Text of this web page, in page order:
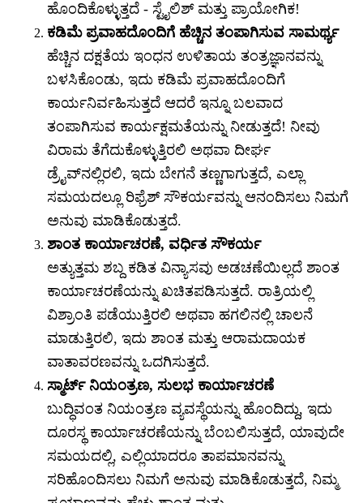
ಹೊಂದಿಕೊಳ್ಳುತ್ತದೆ - ಸ್ಟೈಲಿಶ್ ಮತ್ತು ಪ್ರಾಯೋಗಿಕ!
ಕಡಿಮೆ ಪ್ರವಾಹದೊಂದಿಗೆ ಹೆಚ್ಚಿನ ತಂಪಾಗಿಸುವ ಸಾಮರ್ಥ್ಯ
ಹೆಚ್ಚಿನ ದಕ್ಷತೆಯ ಇಂಧನ ಉಳಿತಾಯ ತಂತ್ರಜ್ಞಾನವನ್ನು
ಬಳಸಿಕೊಂಡು, ಇದು ಕಡಿಮೆ ಪ್ರವಾಹದೊಂದಿಗೆ
ಕಾರ್ಯನಿರ್ವಹಿಸುತ್ತದೆ ಆದರೆ ಇನ್ನೂ ಬಲವಾದ
ತಂಪಾಗಿಸುವ ಕಾರ್ಯಕ್ಷಮತೆಯನ್ನು ನೀಡುತ್ತದೆ! ನೀವು
ವಿರಾಮ ತೆಗೆದುಕೊಳ್ಳುತ್ತಿರಲಿ ಅಥವಾ ದೀರ್ಘ
ಡ್ರೈವ್‌ನಲ್ಲಿರಲಿ, ಇದು ಬೇಗನೆ ತಣ್ಣಗಾಗುತ್ತದೆ, ಎಲ್ಲಾ
ಸಮಯದಲ್ಲೂ ರಿಫ್ರೆಶ್ ಸೌಕರ್ಯವನ್ನು ಆನಂದಿಸಲು ನಿಮಗೆ
ಅನುವು ಮಾಡಿಕೊಡುತ್ತದೆ.
ಶಾಂತ ಕಾರ್ಯಾಚರಣೆ, ವರ್ಧಿತ ಸೌಕರ್ಯ
ಅತ್ಯುತ್ತಮ ಶಬ್ದ ಕಡಿತ ವಿನ್ಯಾಸವು ಅಡಚಣೆಯಿಲ್ಲದೆ ಶಾಂತ
ಕಾರ್ಯಾಚರಣೆಯನ್ನು ಖಚಿತಪಡಿಸುತ್ತದೆ. ರಾತ್ರಿಯಲ್ಲಿ
ವಿಶ್ರಾಂತಿ ಪಡೆಯುತ್ತಿರಲಿ ಅಥವಾ ಹಗಲಿನಲ್ಲಿ ಚಾಲನೆ
ಮಾಡುತ್ತಿರಲಿ, ಇದು ಶಾಂತ ಮತ್ತು ಆರಾಮದಾಯಕ
ವಾತಾವರಣವನ್ನು ಒದಗಿಸುತ್ತದೆ.
ಸ್ಮಾರ್ಟ್ ನಿಯಂತ್ರಣ, ಸುಲಭ ಕಾರ್ಯಾಚರಣೆ
ಬುದ್ಧಿವಂತ ನಿಯಂತ್ರಣ ವ್ಯವಸ್ಥೆಯನ್ನು ಹೊಂದಿದ್ದು, ಇದು
ದೂರಸ್ಥ ಕಾರ್ಯಾಚರಣೆಯನ್ನು ಬೆಂಬಲಿಸುತ್ತದೆ, ಯಾವುದೇ
ಸಮಯದಲ್ಲಿ, ಎಲ್ಲಿಯಾದರೂ ತಾಪಮಾನವನ್ನು
ಸರಿಹೊಂದಿಸಲು ನಿಮಗೆ ಅನುವು ಮಾಡಿಕೊಡುತ್ತದೆ, ನಿಮ್ಮ